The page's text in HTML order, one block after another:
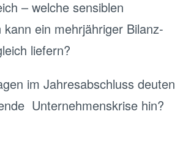
– welche sensiblen
ein mehrjähriger Bilanz-
liefern?
im Jahresabschluss deuten
Unternehmenskrise hin?